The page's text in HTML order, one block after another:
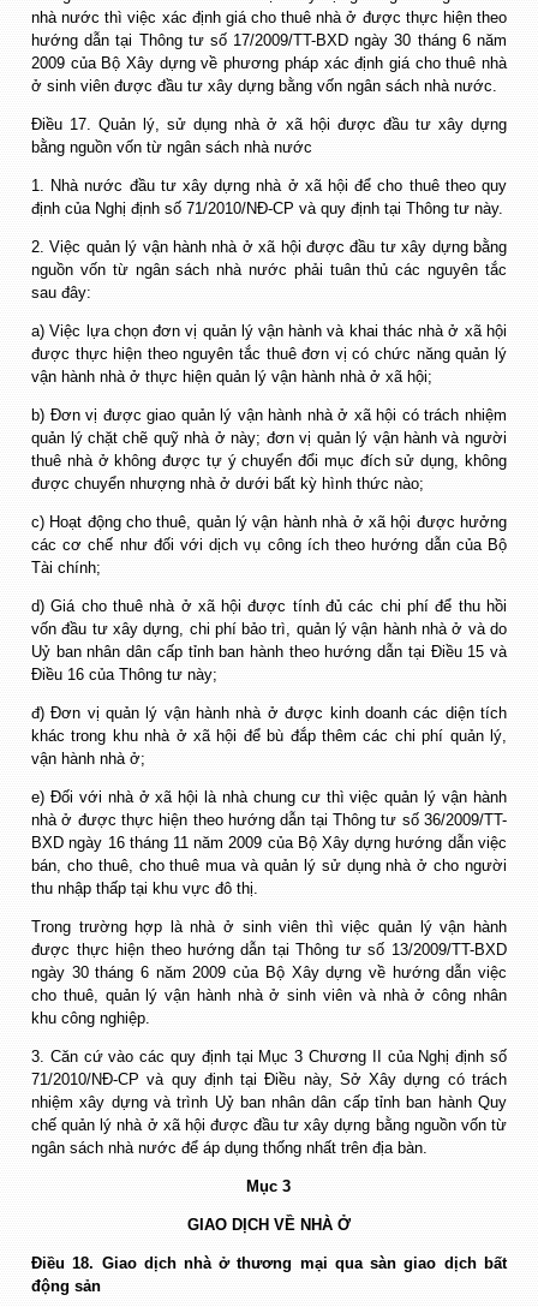
nhà nước thì việc xác định giá cho thuê nhà ở được thực hiện theo
hướng dẫn tại Thông tư số 17/2009/TT-BXD ngày 30 tháng 6 năm
2009 của Bộ Xây dựng về phương pháp xác định giá cho thuê nhà
ở sinh viên được đầu tư xây dựng bằng vốn ngân sách nhà nước.
Điều 17. Quản lý, sử dụng nhà ở xã hội được đầu tư xây dựng
bằng nguồn vốn từ ngân sách nhà nước
1. Nhà nước đầu tư xây dựng nhà ở xã hội để cho thuê theo quy
định của Nghị định số 71/2010/NĐ-CP và quy định tại Thông tư này.
2. Việc quản lý vận hành nhà ở xã hội được đầu tư xây dựng bằng
nguồn vốn từ ngân sách nhà nước phải tuân thủ các nguyên tắc
sau đây:
a) Việc lựa chọn đơn vị quản lý vận hành và khai thác nhà ở xã hội
được thực hiện theo nguyên tắc thuê đơn vị có chức năng quản lý
vận hành nhà ở thực hiện quản lý vận hành nhà ở xã hội;
b) Đơn vị được giao quản lý vận hành nhà ở xã hội có trách nhiệm
quản lý chặt chẽ quỹ nhà ở này; đơn vị quản lý vận hành và người
thuê nhà ở không được tự ý chuyển đổi mục đích sử dụng, không
được chuyển nhượng nhà ở dưới bất kỳ hình thức nào;
c) Hoạt động cho thuê, quản lý vận hành nhà ở xã hội được hưởng
các cơ chế như đối với dịch vụ công ích theo hướng dẫn của Bộ
Tài chính;
d) Giá cho thuê nhà ở xã hội được tính đủ các chi phí để thu hồi
vốn đầu tư xây dựng, chi phí bảo trì, quản lý vận hành nhà ở và do
Uỷ ban nhân dân cấp tỉnh ban hành theo hướng dẫn tại Điều 15 và
Điều 16 của Thông tư này;
đ) Đơn vị quản lý vận hành nhà ở được kinh doanh các diện tích
khác trong khu nhà ở xã hội để bù đắp thêm các chi phí quản lý,
vận hành nhà ở;
e) Đối với nhà ở xã hội là nhà chung cư thì việc quản lý vận hành
nhà ở được thực hiện theo hướng dẫn tại Thông tư số 36/2009/TT-
BXD ngày 16 tháng 11 năm 2009 của Bộ Xây dựng hướng dẫn việc
bán, cho thuê, cho thuê mua và quản lý sử dụng nhà ở cho người
thu nhập thấp tại khu vực đô thị.
Trong trường hợp là nhà ở sinh viên thì việc quản lý vận hành
được thực hiện theo hướng dẫn tại Thông tư số 13/2009/TT-BXD
ngày 30 tháng 6 năm 2009 của Bộ Xây dựng về hướng dẫn việc
cho thuê, quản lý vận hành nhà ở sinh viên và nhà ở công nhân
khu công nghiệp.
3. Căn cứ vào các quy định tại Mục 3 Chương II của Nghị định số
71/2010/NĐ-CP và quy định tại Điều này, Sở Xây dựng có trách
nhiệm xây dựng và trình Uỷ ban nhân dân cấp tỉnh ban hành Quy
chế quản lý nhà ở xã hội được đầu tư xây dựng bằng nguồn vốn từ
ngân sách nhà nước để áp dụng thống nhất trên địa bàn.
Mục 3
GIAO DỊCH VỀ NHÀ Ở
Điều 18. Giao dịch nhà ở thương mại qua sàn giao dịch bất
động sản